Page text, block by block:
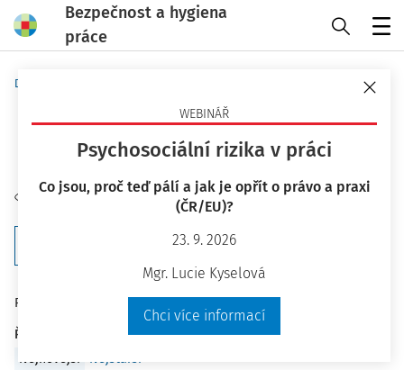
Bezpečnost a hygiena
práce
WEBINÁŘ
Psychosociální rizika v práci
Co jsou, proč teď pálí a jak je opřít o právo a praxi
(ČR/EU)?
23. 9. 2026
Mgr. Lucie Kyselová
Chci více informací
Domů
Ministerstvo zdravotnictví ČR -
strana 1
Sledovat autora
Počet vyhledaných dokumentů: 8
Řadit podle
Nejnovější
Nejstarší